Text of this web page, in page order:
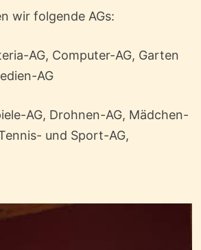
wir folgende AGs:
AG, Computer-AG, Garten
AG
AG, Drohnen-AG, Mädchen-
und Sport-AG,